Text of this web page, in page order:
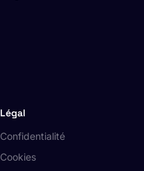
Légal
Confidentialité
Cookies